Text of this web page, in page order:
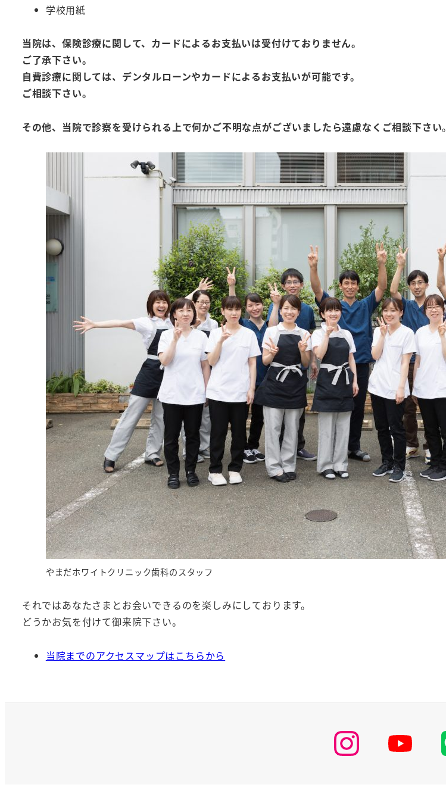
学校用紙
当院は、保険診療に関して、カードによるお支払いは受付けておりません。
ご了承下さい。
自費診療に関しては、デンタルローンやカードによるお支払いが可能です。
ご相談下さい。
その他、当院で診察を受けられる上で何かご不明な点がございましたら遠慮なくご相談下さい。
やまだホワイトクリニック歯科のスタッフ
それではあなたさまとお会いできるのを楽しみにしております。
どうかお気を付けて御来院下さい。
当院までのアクセスマップはこちらから